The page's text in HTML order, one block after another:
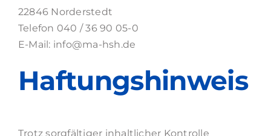
22846 Norderstedt
Telefon 040 / 36 90 05-0
E-Mail: info@ma-hsh.de
Haftungshinweis
Trotz sorgfältiger inhaltlicher Kontrolle